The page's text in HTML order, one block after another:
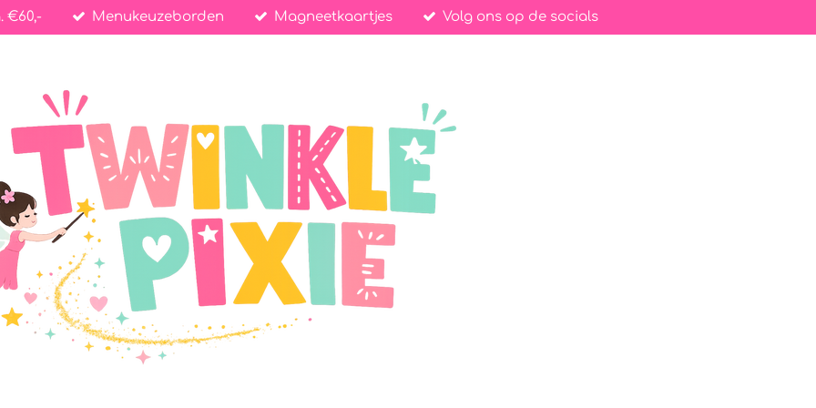
€60,- Menukeuzeborden Magneetkaartjes Volg ons op de socials